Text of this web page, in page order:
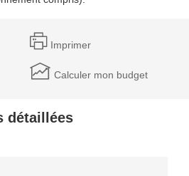
Imprimer
Calculer mon budget
détaillées